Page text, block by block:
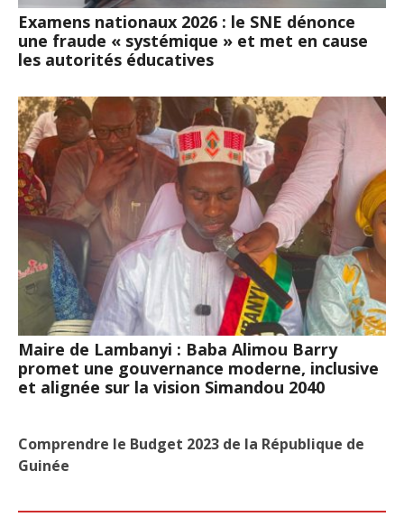
Examens nationaux 2026 : le SNE dénonce
une fraude « systémique » et met en cause
les autorités éducatives
Maire de Lambanyi : Baba Alimou Barry
promet une gouvernance moderne, inclusive
et alignée sur la vision Simandou 2040
Comprendre le Budget 2023 de la République de
Guinée